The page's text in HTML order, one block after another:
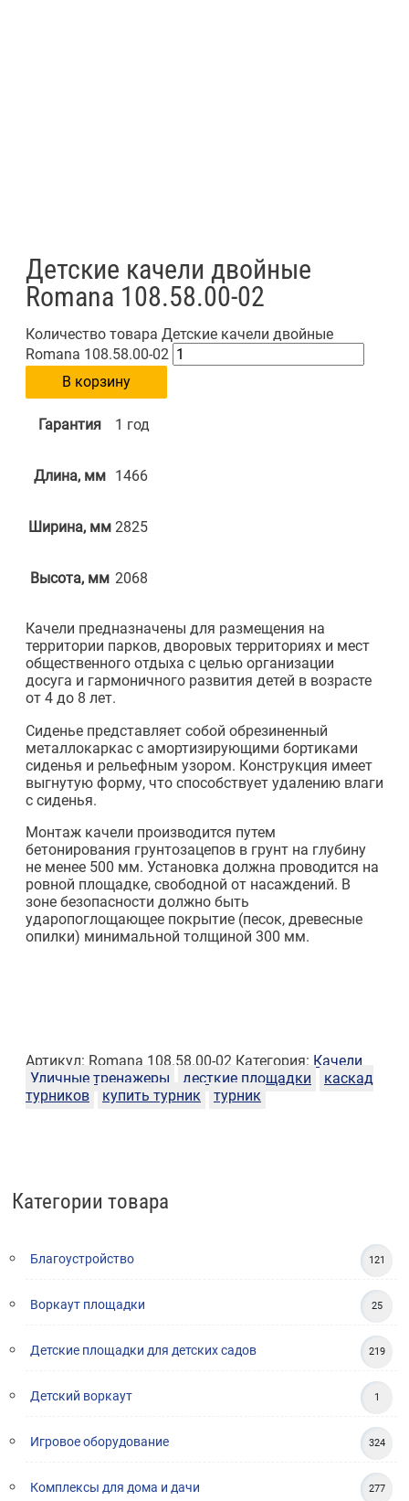
Категории товара
Благоустройство 121
Воркаут площадки 25
Детские площадки для детских садов 219
Детский воркаут 1
Игровое оборудование 324
Комплексы для дома и дачи 277
Детские качели двойные
Romana 108.58.00-02
Количество товара Детские качели двойные
Romana 108.58.00-02
В корзину
Гарантия 1 год
Длина, мм 1466
Ширина, мм 2825
Высота, мм 2068
Качели предназначены для размещения на
территории парков, дворовых территориях и мест
общественного отдыха с целью организации
досуга и гармоничного развития детей в возрасте
от 4 до 8 лет.
Сиденье представляет собой обрезиненный
металлокаркас с амортизирующими бортиками
сиденья и рельефным узором. Конструкция имеет
выгнутую форму, что способствует удалению влаги
с сиденья.
Монтаж качели производится путем
бетонирования грунтозацепов в грунт на глубину
не менее 500 мм. Установка должна проводится на
ровной площадке, свободной от насаждений. В
зоне безопасности должно быть
ударопоглощающее покрытие (песок, древесные
опилки) минимальной толщиной 300 мм.
Артикул: Romana 108.58.00-02 Категория: Качели
Уличные тренажеры
десткие площадки
каскад
турников
купить турник турник